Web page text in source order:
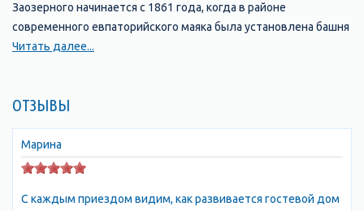
Заозерного начинается с 1861 года, когда в районе
современного евпаторийского маяка была установлена башня
первого маяка. Поселок, получивший название Заозерное,
Поселок примечателен широким песчаным пляжем,
морем и близостью лечебного озера Мойнаки.
Здесь расположено множество детских здравниц,
Заозерном, Евпатория. Отдых в Заозерном покорит Вас
Читать далее...
ОТЗЫВЫ
Марина
С каждым приездом видим, как развивается гостевой дом